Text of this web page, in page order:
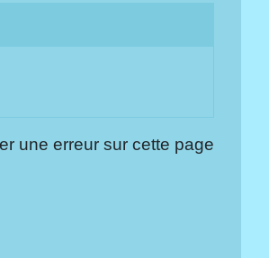
une erreur sur cette page